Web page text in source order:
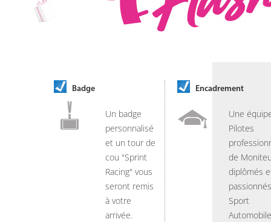
Badge
Un badge
personnalisé
et un tour de
cou "Sprint
Racing" vous
seront remis
à votre
arrivée.
Encadrement
Une
Pilotes
de
diplômés
Sport
Automobile